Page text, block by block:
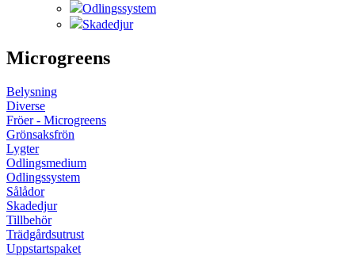
Odlingssystem
Skadedjur
Microgreens
Belysning
Diverse
Fröer - Microgreens
Grönsaksfrön
Lygter
Odlingsmedium
Odlingssystem
Sålådor
Skadedjur
Tillbehör
Trädgårdsutrust
Uppstartspaket